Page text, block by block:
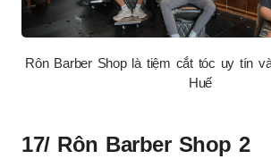
Rôn Barber Shop là tiệm cắt tóc uy tín
Huế
17/ Rôn Barber Shop 2